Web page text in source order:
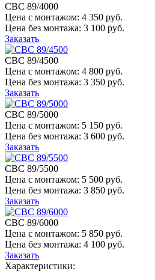
СВС 89/4000
Цена с монтажом: 4 350 руб.
Цена без монтажа: 3 100 руб.
Заказать
СВС 89/4500
Цена с монтажом: 4 800 руб.
Цена без монтажа: 3 350 руб.
Заказать
СВС 89/5000
Цена с монтажом: 5 150 руб.
Цена без монтажа: 3 600 руб.
Заказать
СВС 89/5500
Цена с монтажом: 5 500 руб.
Цена без монтажа: 3 850 руб.
Заказать
СВС 89/6000
Цена с монтажом: 5 850 руб.
Цена без монтажа: 4 100 руб.
Заказать
Характеристики: